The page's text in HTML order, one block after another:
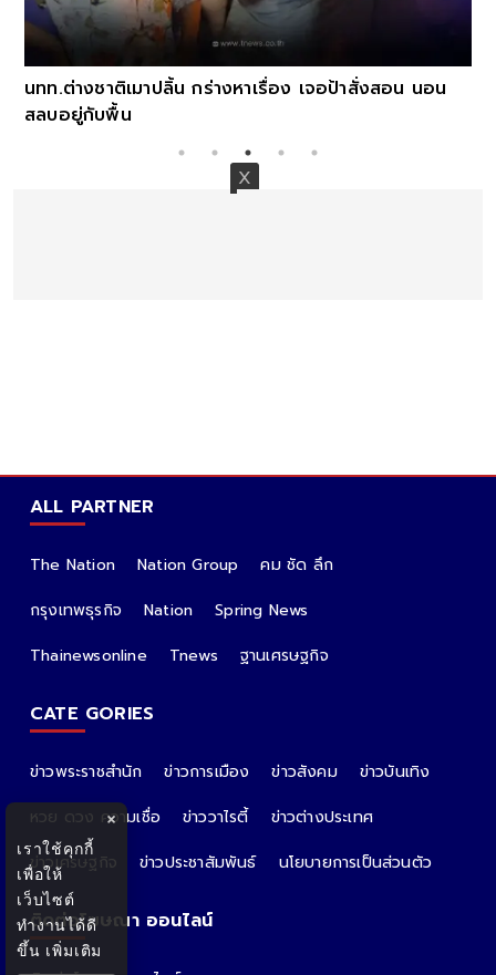
นทท.ต่างชาติเมาปลิ้น กร่างหาเรื่อง เจอป้าสั่งสอน นอน
สลบอยู่กับพื้น
ALL PARTNER
The Nation Nation Group
คม ชัด ลึก
กรุงเทพธุรกิจ
Nation
Spring News
Thainewsonline
Tnews ฐานเศรษฐกิจ
CATE GORIES
ข่าวพระราชสำนัก ข่าวการเมือง ข่าวสังคม
ข่าวบันเทิง
หวย ดวง ความเชื่อ
ข่าววาไรตี้
ข่าวต่างประเทศ
ข่าวเศรษฐกิจ
ข่าวประชาสัมพันธ์ นโยบายการเป็นส่วนตัว
ติดต่อโฆษณา ออนไลน์
×
เราใช้คุกกี้
เพื่อให้
เว็บไซต์
ทำงานได้ดี
ขึ้น เพิ่มเติม